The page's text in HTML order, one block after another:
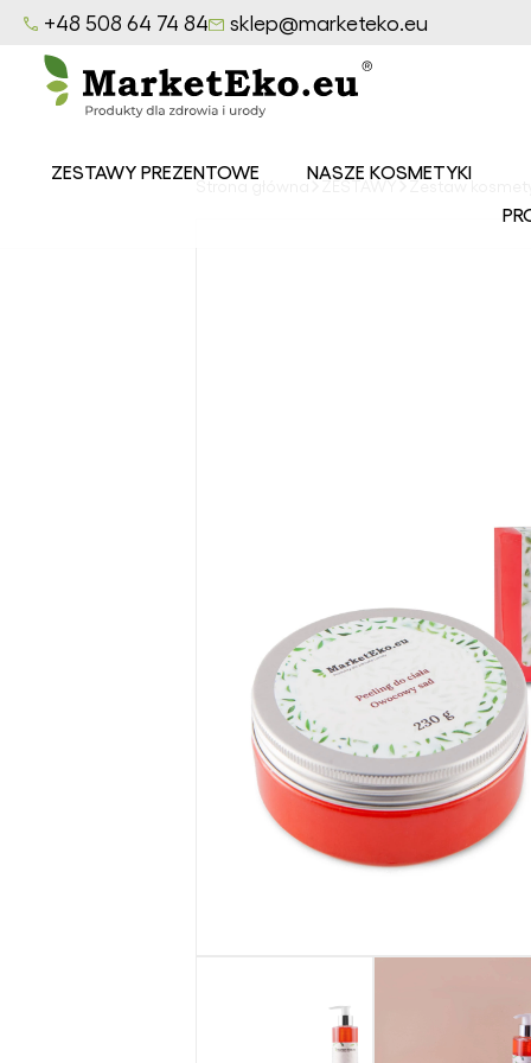
+48 508 64 74 84 sklep@marketeko.eu
ZESTAWY PREZENTOWE
NASZE KOSMETYKI
Żele pod
prysznic
MarketEko.eu
Zestawy
kosmetyków
MarketEko.eu
Strona główna ZESTAWY Zestaw